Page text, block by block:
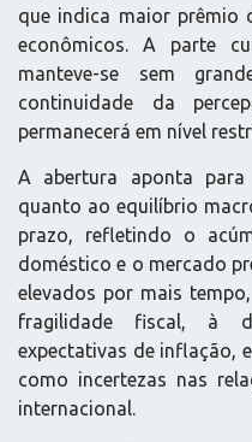
que indica maior prêmio
econômicos. A parte
manteve-se sem
continuidade da
permanecerá em nível
A abertura aponta
quanto ao equilíbrio
prazo, refletindo o
doméstico e o mercado
elevados por mais
fragilidade fiscal, à
expectativas de inflação,
como incertezas nas
internacional.